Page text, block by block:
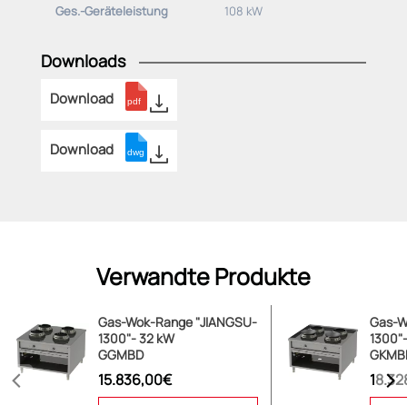
Ges.-Geräteleistung 108 kW
Downloads
Download
Download
Verwandte Produkte
Gas-Wok-Range "JIANGSU-
1300"- 32 kW
GGMBD
15.836,00€
Gas-